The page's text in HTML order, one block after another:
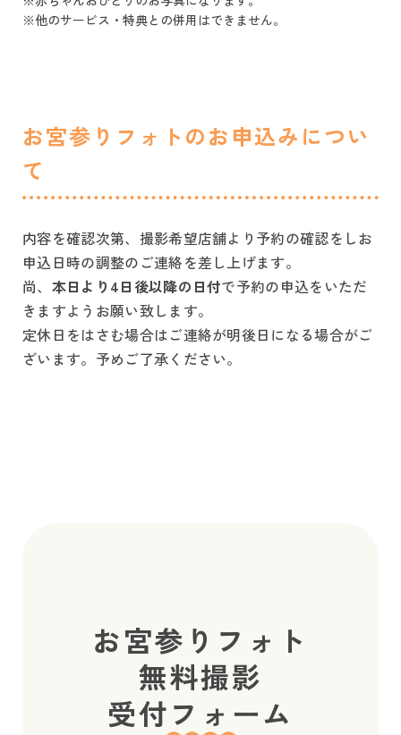
※他のサービス・特典との併用はできません。
お宮参りフォトのお申込みについ
て
内容を確認次第、撮影希望店舗より予約の確認をしお
申込日時の調整のご連絡を差し上げます。
尚、 本日より4日後以降の日付で予約の申込をいただ
きますようお願い致します。
定休日をはさむ場合はご連絡が明後日になる場合がご
ざいます。予めご了承ください。
お宮参りフォト
無料撮影
受付フォーム